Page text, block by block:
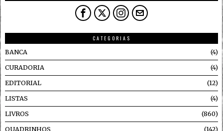
CATEGORIAS
BANCA
4
CURADORIA 4
EDITORIAL 12
LISTAS 4
LIVROS 860
QUADRINHOS 142